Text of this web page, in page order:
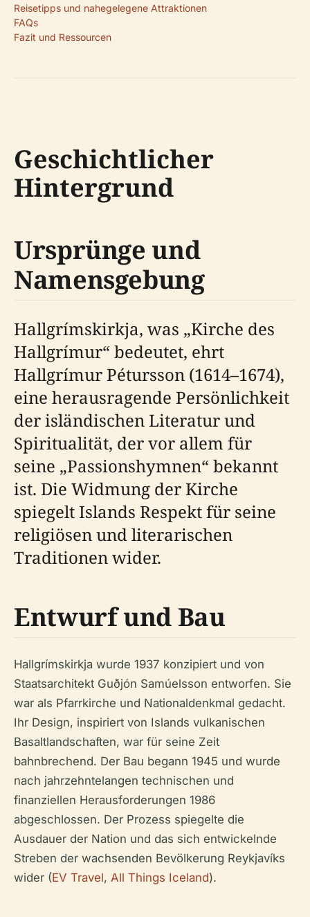
Reisetipps und nahegelegene Attraktionen
FAQs
Fazit und Ressourcen
Geschichtlicher
Hintergrund
Ursprünge und
Namensgebung
Hallgrímskirkja, was „Kirche des
Hallgrímur“ bedeutet, ehrt
Hallgrímur Pétursson (1614–1674),
eine herausragende Persönlichkeit
der isländischen Literatur und
Spiritualität, der vor allem für
seine „Passionshymnen“ bekannt
ist. Die Widmung der Kirche
spiegelt Islands Respekt für seine
religiösen und literarischen
Traditionen wider.
Entwurf und Bau
Hallgrímskirkja wurde 1937 konzipiert und von
Staatsarchitekt Guðjón Samúelsson entworfen. Sie
war als Pfarrkirche und Nationaldenkmal gedacht.
Ihr Design, inspiriert von Islands vulkanischen
Basaltlandschaften, war für seine Zeit
bahnbrechend. Der Bau begann 1945 und wurde
nach jahrzehntelangen technischen und
finanziellen Herausforderungen 1986
abgeschlossen. Der Prozess spiegelte die
Ausdauer der Nation und das sich entwickelnde
Streben der wachsenden Bevölkerung Reykjavíks
wider (EV Travel, All Things Iceland).